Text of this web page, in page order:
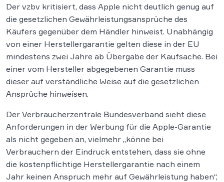
Der vzbv kritisiert, dass Apple nicht deutlich genug auf
die gesetzlichen Gewährleistungsansprüche des
Käufers gegenüber dem Händler hinweist. Unabhängig
von einer Herstellergarantie gelten diese in der EU
mindestens zwei Jahre ab Übergabe der Kaufsache. Bei
einer vom Hersteller abgegebenen Garantie muss
dieser auf verständliche Weise auf die gesetzlichen
Ansprüche hinweisen.
Der Verbraucherzentrale Bundesverband sieht diese
Anforderungen in der Werbung für die Apple-Garantie
als nicht gegeben an, vielmehr „könne bei
Verbrauchern der Eindruck entstehen, dass sie ohne
die kostenpflichtige Herstellergarantie nach einem
Jahr keinen Anspruch mehr auf Gewährleistung haben“,